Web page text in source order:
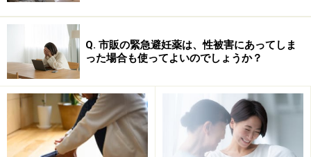
ん低下します。何ともう30代頃からゆるやかに低下し始
め、50代になるとその速度は急激に加速。その率は一年
で1％前後にも。
この加齢に加えて、「動かないこと」も筋力低下を起こ
します。動かないことの極端な例として、寝たきり状態
が挙げられますが、寝たきりの初期では、なんと一日で
Q. 市販の緊急避妊薬は、性被害にあってしま
った場合も使ってよいのでしょうか？